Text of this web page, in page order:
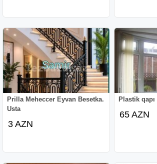
Prilla Meheccer Eyvan Besetka.
Usta
3 AZN
Plastik
65 AZN